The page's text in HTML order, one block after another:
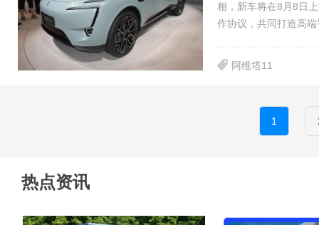
相，新车将在8月8日
作协议，共同打造高
阿维塔11
1
热点资讯